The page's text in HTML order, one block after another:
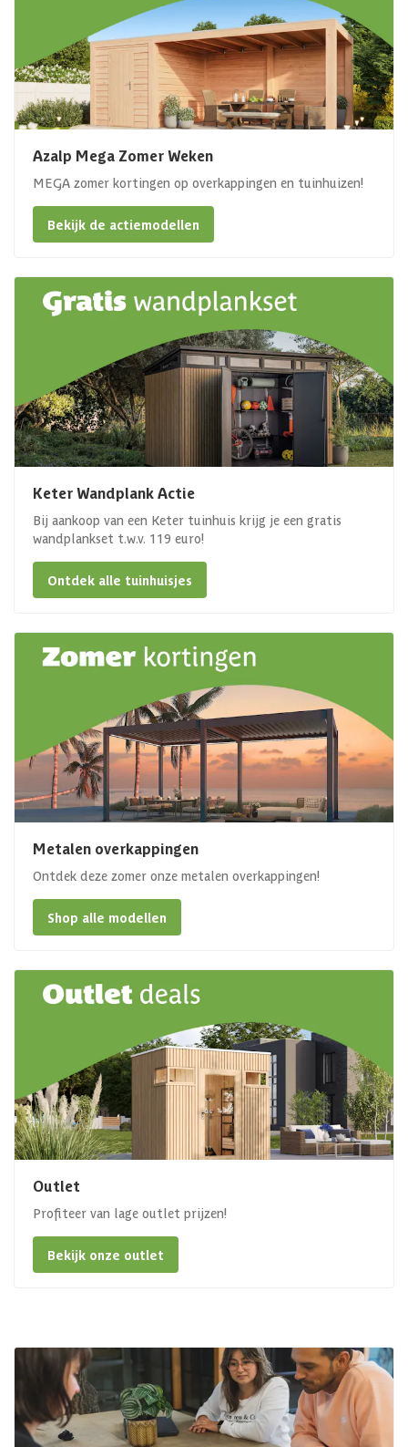
Azalp Mega Zomer Weken
MEGA zomer kortingen op overkappingen en tuinhuizen!
Bekijk de actiemodellen
Keter Wandplank Actie
Bij aankoop van een Keter tuinhuis krijg je een gratis
wandplankset t.w.v. 119 euro!
Ontdek alle tuinhuisjes
Metalen overkappingen
Ontdek deze zomer onze metalen overkappingen!
Shop alle modellen
Outlet
Profiteer van lage outlet prijzen!
Bekijk onze outlet